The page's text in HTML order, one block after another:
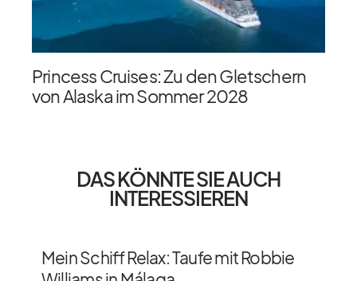
Princess Cruises: Zu den Gletschern
von Alaska im Sommer 2028
DAS KÖNNTE SIE AUCH
INTERESSIEREN
Mein Schiff Relax: Taufe mit Robbie